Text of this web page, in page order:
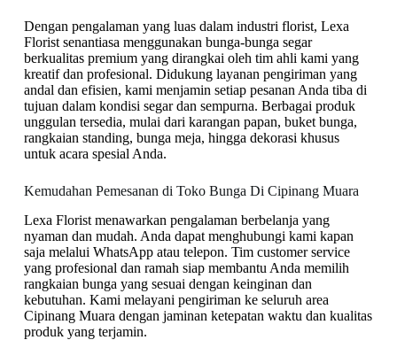
Dengan pengalaman yang luas dalam industri florist, Lexa
Florist senantiasa menggunakan bunga-bunga segar
berkualitas premium yang dirangkai oleh tim ahli kami yang
kreatif dan profesional. Didukung layanan pengiriman yang
andal dan efisien, kami menjamin setiap pesanan Anda tiba di
tujuan dalam kondisi segar dan sempurna. Berbagai produk
unggulan tersedia, mulai dari karangan papan, buket bunga,
rangkaian standing, bunga meja, hingga dekorasi khusus
untuk acara spesial Anda.
Kemudahan Pemesanan di Toko Bunga Di Cipinang Muara
Lexa Florist menawarkan pengalaman berbelanja yang
nyaman dan mudah. Anda dapat menghubungi kami kapan
saja melalui WhatsApp atau telepon. Tim customer service
yang profesional dan ramah siap membantu Anda memilih
rangkaian bunga yang sesuai dengan keinginan dan
kebutuhan. Kami melayani pengiriman ke seluruh area
Cipinang Muara dengan jaminan ketepatan waktu dan kualitas
produk yang terjamin.